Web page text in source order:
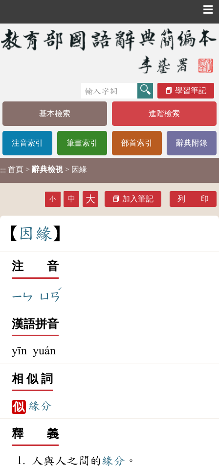
☰
學習筆記
基本檢索 進階檢索
注音索引 筆畫索引 部首索引 辭典附錄
::: 首頁 > 辭典檢視 > 因緣
小 中 大 加入筆記 列 印
因 緣
注 音
ㄧㄣ ㄩㄢ
ˊ
漢語拼音
yīn yuán
相 似 詞
似 緣分
釋 義
人與人之間的緣分 。